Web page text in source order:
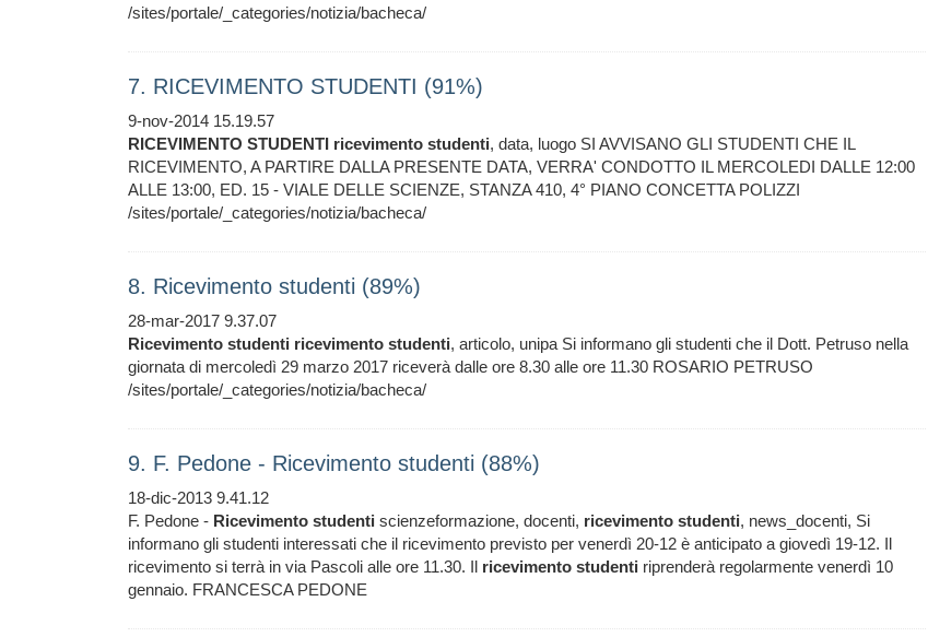
/sites/portale/_categories/notizia/bacheca/
7. RICEVIMENTO STUDENTI (91%)
9-nov-2014 15.19.57
RICEVIMENTO STUDENTI ricevimento studenti, data, luogo SI AVVISANO GLI STUDENTI CHE IL
RICEVIMENTO, A PARTIRE DALLA PRESENTE DATA, VERRA' CONDOTTO IL MERCOLEDI DALLE 12:00
ALLE 13:00, ED. 15 - VIALE DELLE SCIENZE, STANZA 410, 4° PIANO CONCETTA POLIZZI
/sites/portale/_categories/notizia/bacheca/
8. Ricevimento studenti (89%)
28-mar-2017 9.37.07
Ricevimento studenti ricevimento studenti, articolo, unipa Si informano gli studenti che il Dott. Petruso nella
giornata di mercoledì 29 marzo 2017 riceverà dalle ore 8.30 alle ore 11.30 ROSARIO PETRUSO
/sites/portale/_categories/notizia/bacheca/
9. F. Pedone - Ricevimento studenti (88%)
18-dic-2013 9.41.12
F. Pedone - Ricevimento studenti scienzeformazione, docenti, ricevimento studenti, news_docenti, Si
informano gli studenti interessati che il ricevimento previsto per venerdì 20-12 è anticipato a giovedì 19-12. Il
ricevimento si terrà in via Pascoli alle ore 11.30. Il ricevimento studenti riprenderà regolarmente venerdì 10
gennaio. FRANCESCA PEDONE